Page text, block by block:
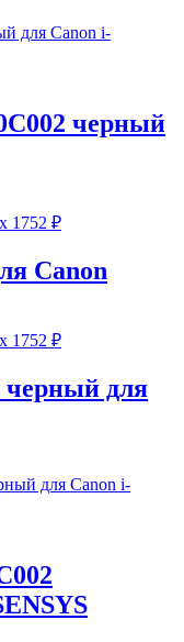
черный
1752 ₽
Canon
1752 ₽
черный для